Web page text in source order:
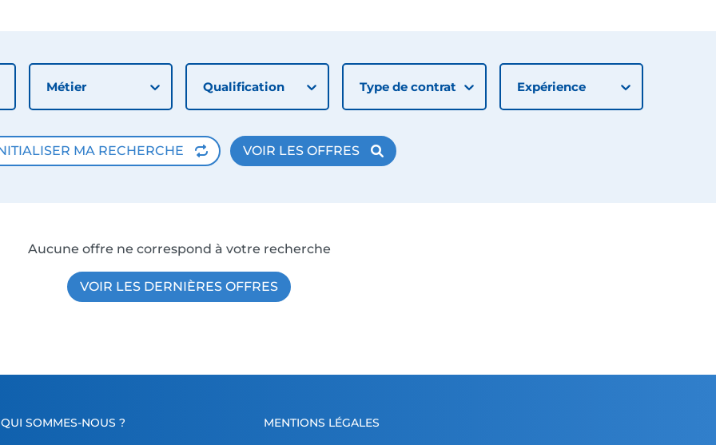
Métier Qualification Type de contrat Expérience
MA RECHERCHE VOIR LES OFFRES
Aucune offre ne correspond à votre recherche
VOIR LES DERNIÈRES OFFRES
QUI SOMMES-NOUS ?
MENTIONS LÉGALES